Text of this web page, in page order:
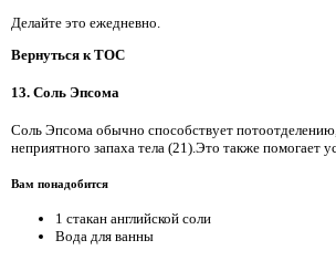
Делайте это ежедневно.
Вернуться к TOC
13. Соль Эпсома
Соль Эпсома обычно способствует
неприятного запаха тела (21).Это также помогает
Вам понадобится
1 стакан английской соли
Вода для ванны